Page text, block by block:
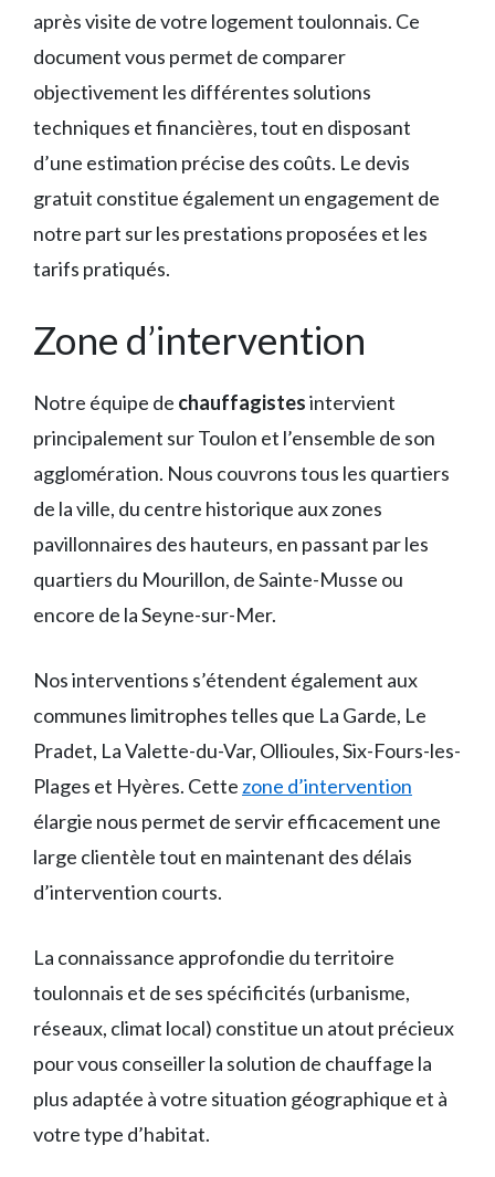
après visite de votre logement toulonnais. Ce
document vous permet de comparer
objectivement les différentes solutions
techniques et financières, tout en disposant
d’une estimation précise des coûts. Le devis
gratuit constitue également un engagement de
notre part sur les prestations proposées et les
tarifs pratiqués.
Zone d’intervention
Notre équipe de chauffagistesintervient
principalement sur Toulon et l’ensemble de son
agglomération. Nous couvrons tous les quartiers
de la ville, du centre historique aux zones
pavillonnaires des hauteurs, en passant par les
quartiers du Mourillon, de Sainte-Musse ou
encore de la Seyne-sur-Mer.
Nos interventions s’étendent également aux
communes limitrophes telles que La Garde, Le
Pradet, La Valette-du-Var, Ollioules, Six-Fours-les-
Plages et Hyères. Cette zone d’intervention
élargie nous permet de servir efficacement une
large clientèle tout en maintenant des délais
d’intervention courts.
La connaissance approfondie du territoire
toulonnais et de ses spécificités (urbanisme,
réseaux, climat local) constitue un atout précieux
pour vous conseiller la solution de chauffage la
plus adaptée à votre situation géographique et à
votre type d’habitat.